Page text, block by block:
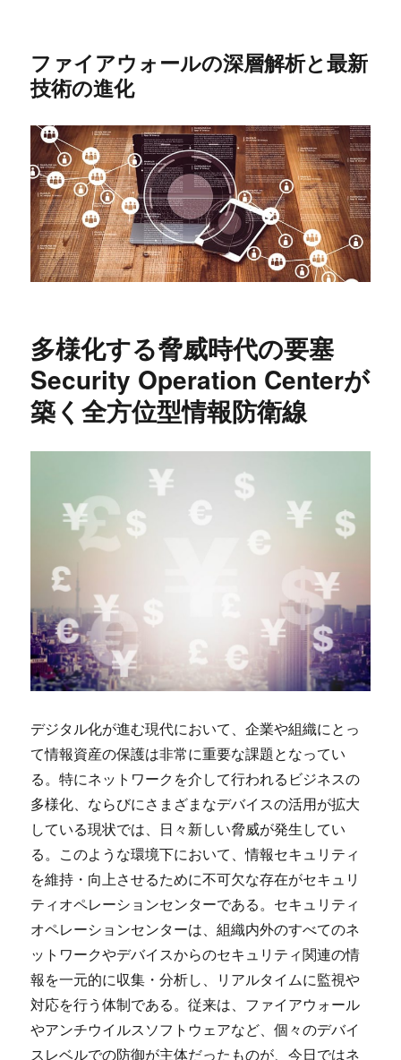
ファイアウォールの深層解析と最新
技術の進化
多様化する脅威時代の要塞
Security Operation Centerが
築く全方位型情報防衛線
デジタル化が進む現代において、企業や組織にとっ
て情報資産の保護は非常に重要な課題となってい
る。特にネットワークを介して行われるビジネスの
多様化、ならびにさまざまなデバイスの活用が拡大
している現状では、日々新しい脅威が発生してい
る。このような環境下において、情報セキュリティ
を維持・向上させるために不可欠な存在がセキュリ
ティオペレーションセンターである。セキュリティ
オペレーションセンターは、組織内外のすべてのネ
ットワークやデバイスからのセキュリティ関連の情
報を一元的に収集・分析し、リアルタイムに監視や
対応を行う体制である。従来は、ファイアウォール
やアンチウイルスソフトウェアなど、個々のデバイ
スレベルでの防御が主体だったものが、今日ではネ